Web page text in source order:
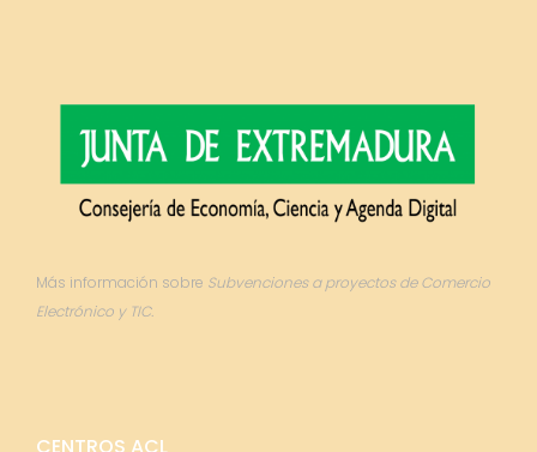
Más información sobre Subvenciones a proyectos de Comercio
Electrónico y TIC.